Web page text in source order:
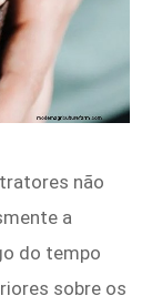
não
a
do tempo
sobre os